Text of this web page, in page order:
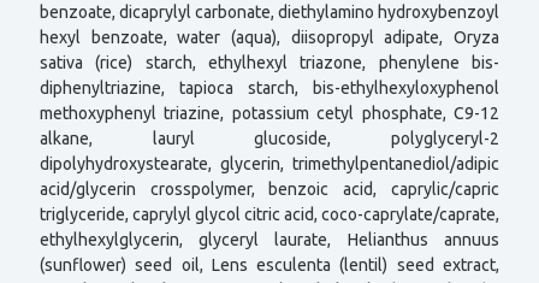
benzoate, dicaprylyl carbonate, diethylamino hydroxybenzoyl
hexyl benzoate, water (aqua), diisopropyl adipate, Oryza
sativa (rice) starch, ethylhexyl triazone, phenylene bis-
diphenyltriazine, tapioca starch, bis-ethylhexyloxyphenol
methoxyphenyl triazine, potassium cetyl phosphate, C9-12
alkane, lauryl glucoside, polyglyceryl-2
dipolyhydroxystearate, glycerin, trimethylpentanediol/adipic
acid/glycerin crosspolymer, benzoic acid, caprylic/capric
triglyceride, caprylyl glycol citric acid, coco-caprylate/caprate,
ethylhexylglycerin, glyceryl laurate, Helianthus annuus
(sunflower) seed oil, Lens esculenta (lentil) seed extract,